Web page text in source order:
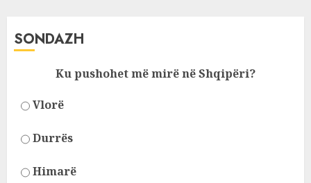
SONDAZH
Ku pushohet më mirë në Shqipëri?
Vlorë
Durrës
Himarë